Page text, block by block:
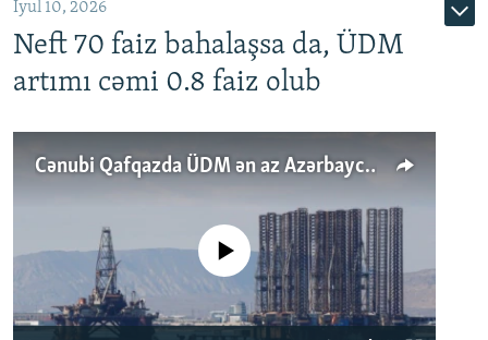
İyul 10, 2026
Neft 70 faiz bahalaşsa da, ÜDM
artımı cəmi 0.8 faiz olub
Cənubi Qafqazda ÜDM ən az Azərbaycanda artır: Qonşuları niyə Bakını qabaqlaya bilir?
No media source currently available